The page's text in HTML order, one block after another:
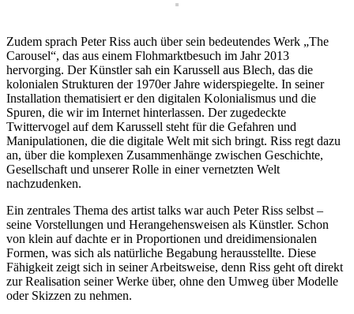
Zudem sprach Peter Riss auch über sein bedeutendes Werk „The
Carousel“, das aus einem Flohmarktbesuch im Jahr 2013
hervorging. Der Künstler sah ein Karussell aus Blech, das die
kolonialen Strukturen der 1970er Jahre widerspiegelte. In seiner
Installation thematisiert er den digitalen Kolonialismus und die
Spuren, die wir im Internet hinterlassen. Der zugedeckte
Twittervogel auf dem Karussell steht für die Gefahren und
Manipulationen, die die digitale Welt mit sich bringt. Riss regt dazu
an, über die komplexen Zusammenhänge zwischen Geschichte,
Gesellschaft und unserer Rolle in einer vernetzten Welt
nachzudenken.
Ein zentrales Thema des artist talks war auch Peter Riss selbst –
seine Vorstellungen und Herangehensweisen als Künstler. Schon
von klein auf dachte er in Proportionen und dreidimensionalen
Formen, was sich als natürliche Begabung herausstellte. Diese
Fähigkeit zeigt sich in seiner Arbeitsweise, denn Riss geht oft direkt
zur Realisation seiner Werke über, ohne den Umweg über Modelle
oder Skizzen zu nehmen.